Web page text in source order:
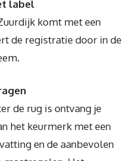
label
komt met een
de registratie door in de
de rug is ontvang je
het keurmerk met een
en de aanbevolen